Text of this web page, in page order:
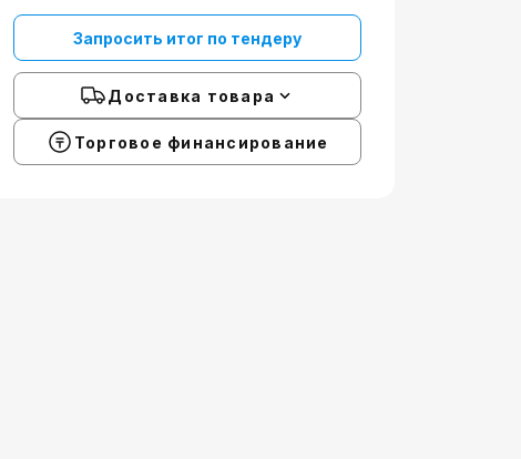
Запросить итог по тендеру
Доставка товара
Торговое финансирование